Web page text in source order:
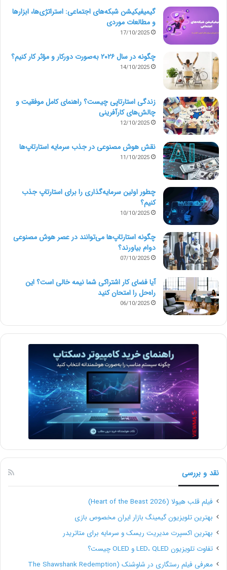
گیمیفیکیشن شبکه‌های اجتماعی: استراتژی‌ها، ابزارها
و مطالعات موردی
17/10/2025
چگونه در سال ۲۰۲۶ به‌صورت دورکار و مؤثر کار کنیم؟
14/10/2025
زندگی استارتاپی چیست؟ راهنمای کامل موفقیت و
چالش‌های کارآفرینی
12/10/2025
نقش هوش مصنوعی در جذب سرمایه استارتاپ‌ها
11/10/2025
چطور اولین سرمایه‌گذاری را برای استارتاپ جذب
کنیم؟
10/10/2025
چگونه استارتاپ‌ها می‌توانند در عصر هوش مصنوعی
دوام بیاورند؟
07/10/2025
آیا فضای کار اشتراکی شما نیمه‌ خالی است؟ این
راه‌حل را امتحان کنید
06/10/2025
نقد و بررسی
فیلم قلب هیولا (Heart of the Beast 2026)
بهترین تلویزیون گیمینگ بازار ایران مخصوص بازی
بهترین اکسپرت مدیریت ریسک و سرمایه برای متاتریدر
تفاوت تلویزیون LED، QLED و OLED چیست؟
معرفی فیلم رستگاری در شاوشنک (The Shawshank Redemption